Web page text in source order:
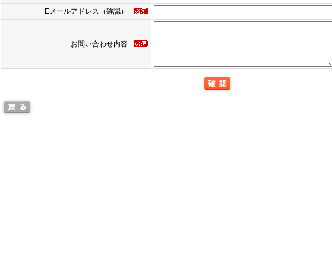
Eメールアドレス（確認）
お問い合わせ内容